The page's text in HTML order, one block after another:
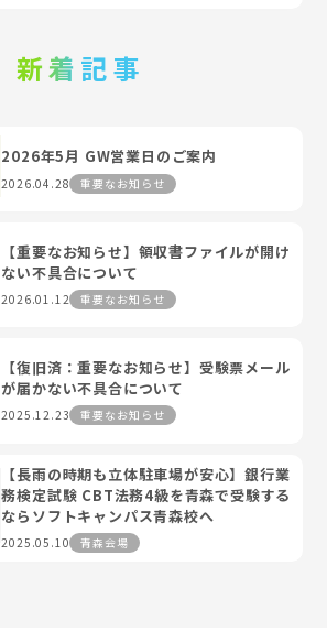
新着記事
2026年5月 GW営業日のご案内
2026.04.28 重要なお知らせ
【重要なお知らせ】領収書ファイルが開け
ない不具合について
2026.01.12 重要なお知らせ
【復旧済：重要なお知らせ】受験票メール
が届かない不具合について
2025.12.23 重要なお知らせ
【長雨の時期も立体駐車場が安心】銀行業
務検定試験 CBT法務4級を青森で受験する
ならソフトキャンパス青森校へ
2025.05.10 青森会場